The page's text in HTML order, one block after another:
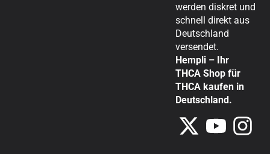
werden diskret und
schnell direkt aus
Deutschland
versendet.
Hempli – Ihr
THCA Shop für
THCA kaufen in
Deutschland.